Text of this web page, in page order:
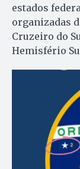
estados
organizadas
Cruzeiro do
Hemisfério